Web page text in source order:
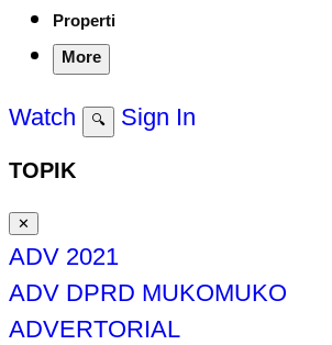
Properti
More
Watch 🔍 Sign In
TOPIK
✕
ADV 2021
ADV DPRD MUKOMUKO
ADVERTORIAL